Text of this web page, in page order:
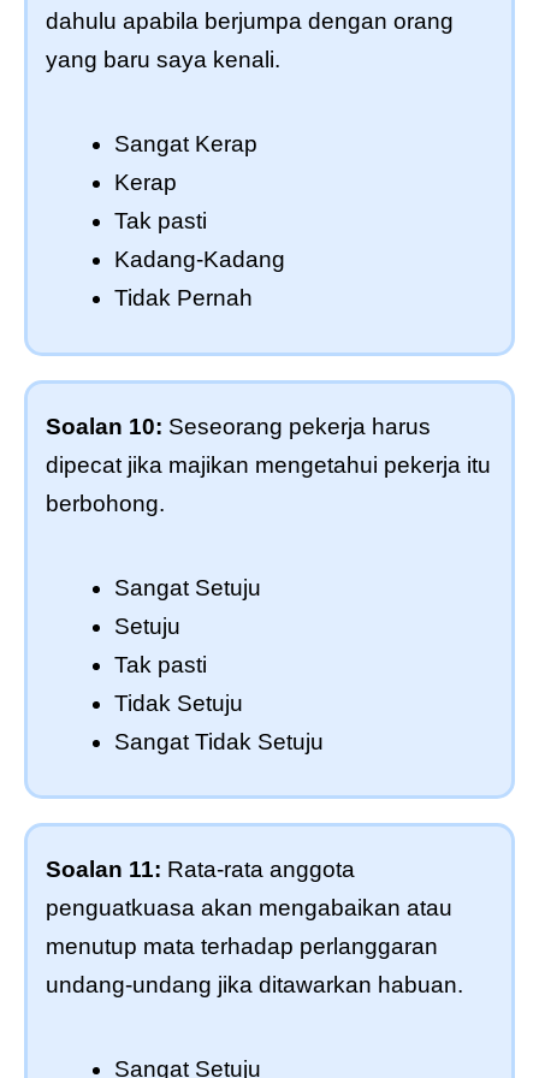
dahulu apabila berjumpa dengan orang
yang baru saya kenali.
Sangat Kerap
Kerap
Tak pasti
Kadang-Kadang
Tidak Pernah
Soalan 10: Seseorang pekerja harus
dipecat jika majikan mengetahui pekerja itu
berbohong.
Sangat Setuju
Setuju
Tak pasti
Tidak Setuju
Sangat Tidak Setuju
Soalan 11: Rata-rata anggota
penguatkuasa akan mengabaikan atau
menutup mata terhadap perlanggaran
undang-undang jika ditawarkan habuan.
Sangat Setuju